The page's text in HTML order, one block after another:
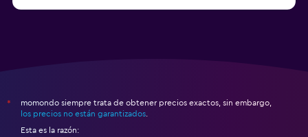
*
momondo siempre trata de obtener precios exactos, sin embargo,
los precios no están garantizados
Esta es la razón: